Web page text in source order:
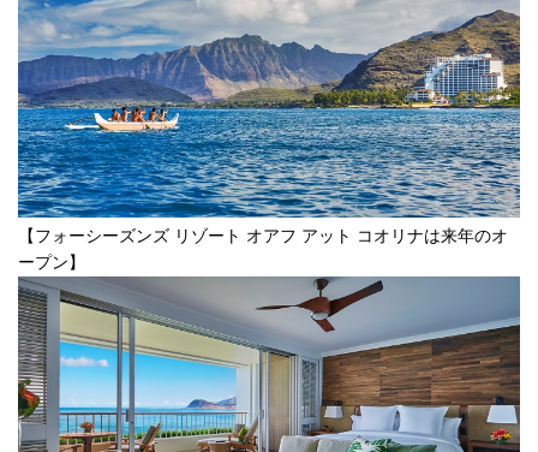
【フォーシーズンズ リゾート オアフ アット コオリナは来年のオ
ープン】